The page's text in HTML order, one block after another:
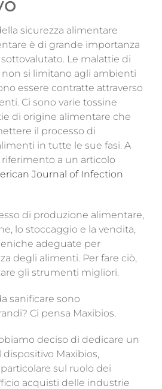
sicurezza alimentare
è di grande importanza
Le malattie di
si limitano agli ambienti
essere contratte attraverso
Ci sono varie tossine
di origine alimentare che
il processo di
in tutte le sue fasi. A
riferimento a un articolo
Journal of Infection
di produzione alimentare,
lo stoccaggio e la vendita,
adeguate per
degli alimenti. Per fare ciò,
gli strumenti migliori.
sanificare sono
Ci pensa Maxibios.
deciso di dedicare un
Maxibios,
sul ruolo dei
acquisti delle industrie